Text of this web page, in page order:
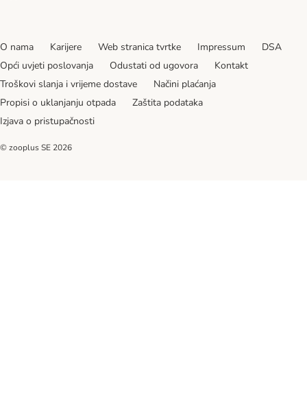
O nama Karijere Web stranica tvrtke Impressum
DSA
Opći uvjeti poslovanja
Odustati od ugovora
Kontakt
Troškovi slanja i vrijeme dostave
Načini plaćanja
Propisi o uklanjanju otpada
Zaštita podataka
Izjava o pristupačnosti
© zooplus SE 2026